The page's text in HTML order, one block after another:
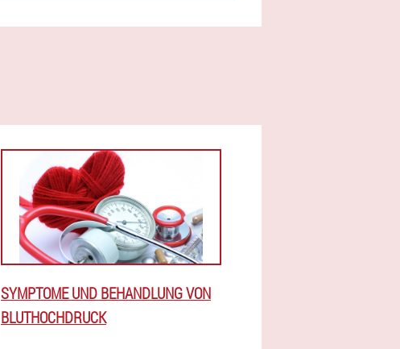
SYMPTOME UND BEHANDLUNG VON
BLUTHOCHDRUCK